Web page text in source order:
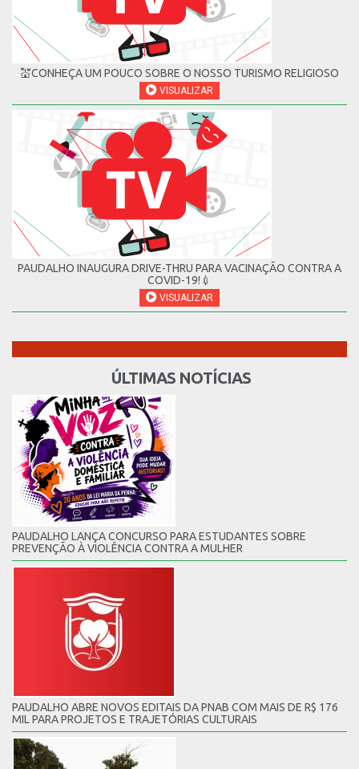
💒CONHEÇA UM POUCO SOBRE O NOSSO TURISMO RELIGIOSO
VISUALIZAR
PAUDALHO INAUGURA DRIVE-THRU PARA VACINAÇÃO CONTRA A
COVID-19!💉
VISUALIZAR
ÚLTIMAS NOTÍCIAS
PAUDALHO LANÇA CONCURSO PARA ESTUDANTES SOBRE
PREVENÇÃO À VIOLÊNCIA CONTRA A MULHER
PAUDALHO ABRE NOVOS EDITAIS DA PNAB COM MAIS DE R$ 176
MIL PARA PROJETOS E TRAJETÓRIAS CULTURAIS